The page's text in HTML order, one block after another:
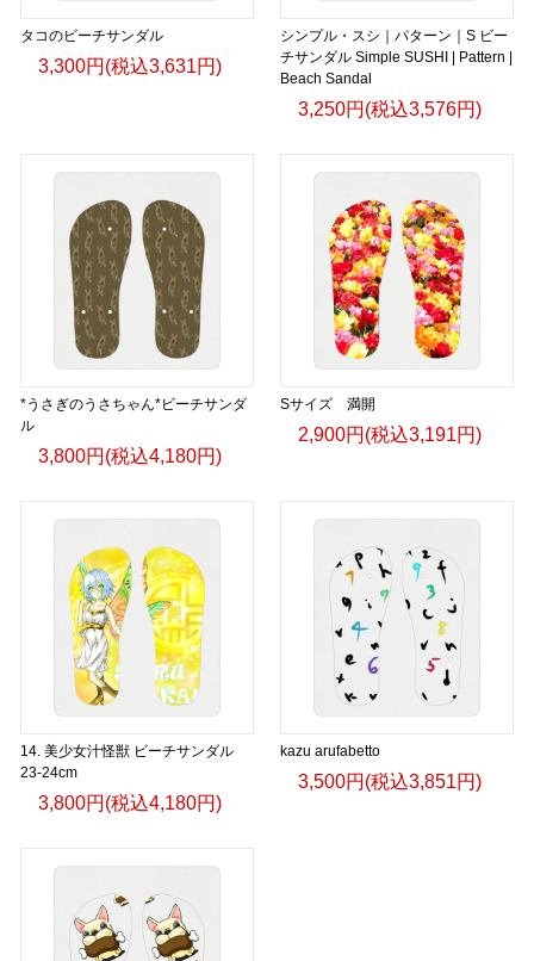
タコのビーチサンダル
3,300円(税込3,631円)
シンプル・スシ｜パターン｜S ビー
チサンダル Simple SUSHI | Pattern |
Beach Sandal
3,250円(税込3,576円)
*うさぎのうさちゃん*ビーチサンダ
ル
3,800円(税込4,180円)
Sサイズ 満開
2,900円(税込3,191円)
14. 美少女汁怪獣 ビーチサンダル
23-24cm
3,800円(税込4,180円)
kazu arufabetto
3,500円(税込3,851円)